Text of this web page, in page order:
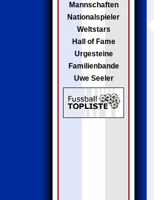
Mannschaften
Nationalspieler
Weltstars
Hall of Fame
Urgesteine
Familienbande
Uwe Seeler